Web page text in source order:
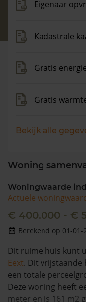
Eigenaar
Kadastrale
Gratis
Gratis
Bekijk alle
Woning
Woningwaarde
Actuele
€ 400.000 - €
Berekend op 01-01-
Dit ruime huis kunt
Eext. Dit vrijstaande
een totale
Deze woning heeft
meter en is 161 m2